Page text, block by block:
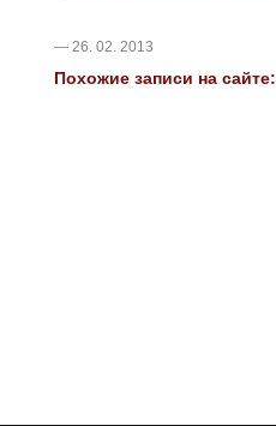
— 26. 02. 2013
Похожие записи на сайте: